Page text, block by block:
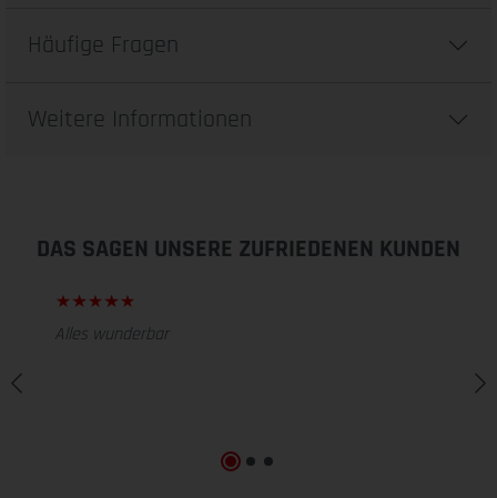
Häufige Fragen
Weitere Informationen
DAS SAGEN UNSERE ZUFRIEDENEN KUNDEN
Alles wunderbar